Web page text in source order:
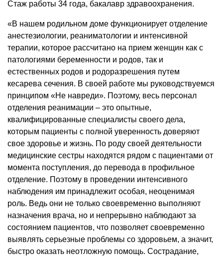
Стаж работы 34 года, бакалавр здравоохранения.
«В нашем родильном доме функционирует отделение
анестезиологии, реаниматологии и интенсивной
терапии, которое рассчитано на прием женщин как с
патологиями беременности и родов, так и
естественных родов и родоразрешения путем
кесарева сечения. В своей работе мы руководствуемся
принципом «Не навреди». Поэтому, весь персонал
отделения реанимации – это опытные,
квалифицированные специалисты своего дела,
которым пациенты с полной уверенность доверяют
свое здоровье и жизнь. По роду своей деятельности
медицинские сестры находятся рядом с пациентами от
момента поступления, до перевода в профильное
отделение. Поэтому в проведении интенсивного
наблюдения им принадлежит особая, неоценимая
роль. Ведь они не только своевременно выполняют
назначения врача, но и непрерывно наблюдают за
состоянием пациентов, что позволяет своевременно
выявлять серьезные проблемы со здоровьем, а значит,
быстро оказать неотложную помощь. Сострадание,